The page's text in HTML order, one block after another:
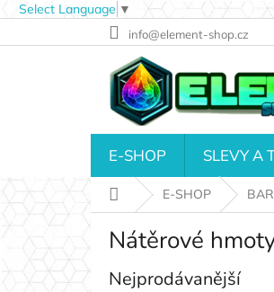
Select Language ▼
na
info@element-shop.cz
E-SHOP SLEVY A
Domů E-SHOP
Nátěrové
Nejprodávanější